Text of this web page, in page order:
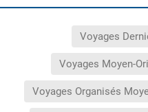
Voyages
Voyages Moyen-
Voyages Organisés